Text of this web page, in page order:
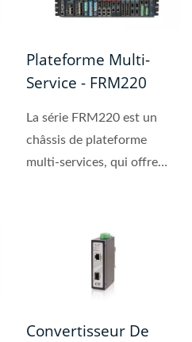
Plateforme Multi-
Service - FRM220
La série FRM220 est un
châssis de plateforme
multi-services, qui offre
Convertisseur De